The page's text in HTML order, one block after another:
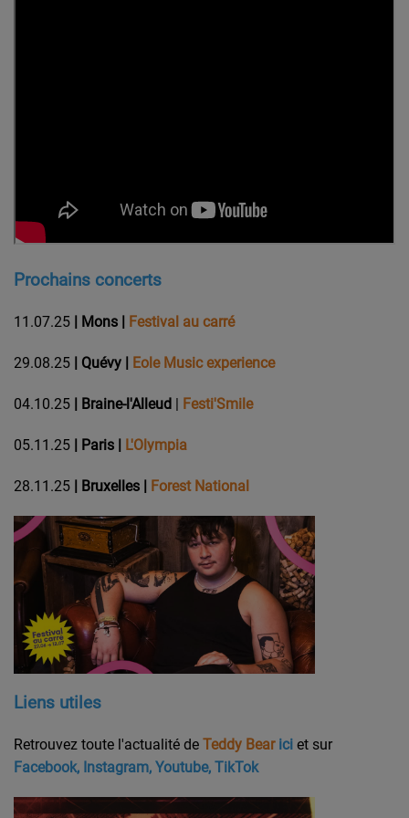
Prochains concerts
11.07.25 Mons Festival au carré
29.08.25 Quévy Eole Music experience
04.10.25 | Braine-l'Alleud Festi'Smile
05.11.25 | Paris L'Olympia
28.11.25 | Bruxelles | Forest National
Liens utiles
Retrouvez toute l'actualité de Teddy Bear ici et sur
Facebook, Instagram, Youtube, TikTok